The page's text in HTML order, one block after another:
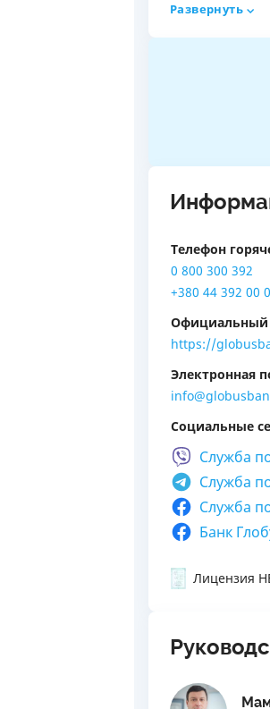
Развернуть
Телефон
0 800 300 392
+380 44 392 00
Официальный
https://
Электронная
Социальные
Cлужба
Cлужба
Cлужба
Банк
Лицензия